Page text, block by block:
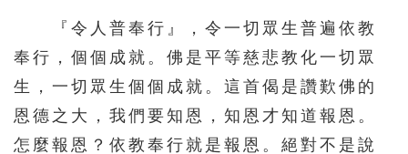
『令人普奉行』，令一切眾生普遍依教
奉行，個個成就。佛是平等慈悲教化一切眾
生，一切眾生個個成就。這首偈是讚歎佛的
恩德之大，我們要知恩，知恩才知道報恩。
怎麼報恩？依教奉行就是報恩。絕對不是說